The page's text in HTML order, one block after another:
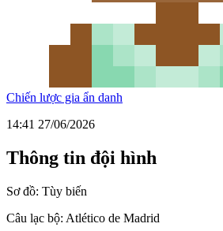
Chiến lược gia ẩn danh
14:41 27/06/2026
Thông tin đội hình
Sơ đồ: Tùy biến
Câu lạc bộ: Atlético de Madrid